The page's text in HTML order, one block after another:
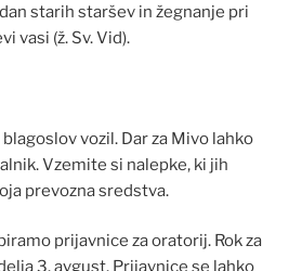
starih staršev in žegnanje pri
vasi (ž. Sv. Vid).
vozil. Dar za Mivo lahko
Vzemite si nalepke, ki jih
prevozna sredstva.
prijavnice za oratorij. Rok za
3. avgust. Prijavnice se lahko